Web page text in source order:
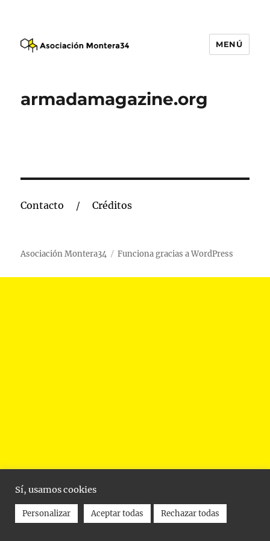
MENÚ
armadamagazine.org
Contacto Créditos
Asociación Montera34 Funciona gracias a WordPress
Sí, usamos cookies
Personalizar Aceptar todas Rechazar todas